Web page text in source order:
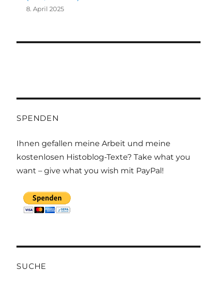
8. April 2025
SPENDEN
Ihnen gefallen meine Arbeit und meine
kostenlosen Histoblog-Texte? Take what you
want – give what you wish mit PayPal!
SUCHE